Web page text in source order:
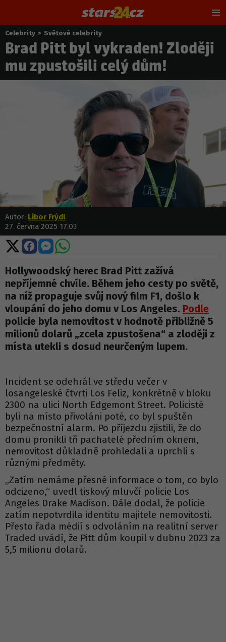
Nacházíte
se
zde:
Celebrity > Světové celebrity
Brad Pitt byl vykraden! Zloději
mu zpustošili celý dům!
Autor: Libor Frýdl
27. června 2025 17:03
Sdílet
na
X
Sdílet
na
Facebooku
Sdílet
na
Messengeru
Sdílet
WhatsApp
Hollywoodský herec Brad Pitt zažívá
nepříjemné chvíle. Během jeho cesty po světě,
na níž propaguje svůj nový film F1, došlo k
vloupání do jeho domu v Los Angeles. Podle
policie byla nemovitost v hodnotě přibližně 5
milionů dolarů „zcela zpustošena“ a zloději z
místa utekli s dosud neurčeným lupem.
Incident se odehrál ve středu večer v
losangeleské čtvrti Los Feliz, konkrétně v bloku
2300 na ulici North Edgemont Street. Policisté
byli na místo přivoláni poté, co byl spuštěn
bezpečnostní alarm. Po příjezdu zjistili, že do
domu pronikli tři pachatelé předním oknem,
nemovitost důkladně prohledali a uprchli s
různými předměty.
„Zatím nemáme přesné informace o tom, co bylo
odcizeno,“ uvedl tiskový mluvčí policie Los
Angeles Drake Madison. Dále dodal, že policie
zatím nepotvrdila identitu majitele nemovitosti.
Přesto řada médií s odvoláním na realitní server
Traded uvádí, že Pitt dům koupil v dubnu 2023 za
5,5 milionu dolarů.